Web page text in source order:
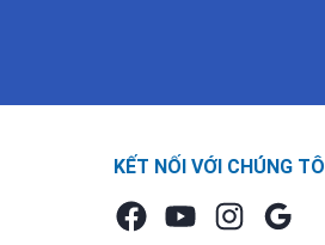
KẾT NỐI VỚI CHÚNG TÔI